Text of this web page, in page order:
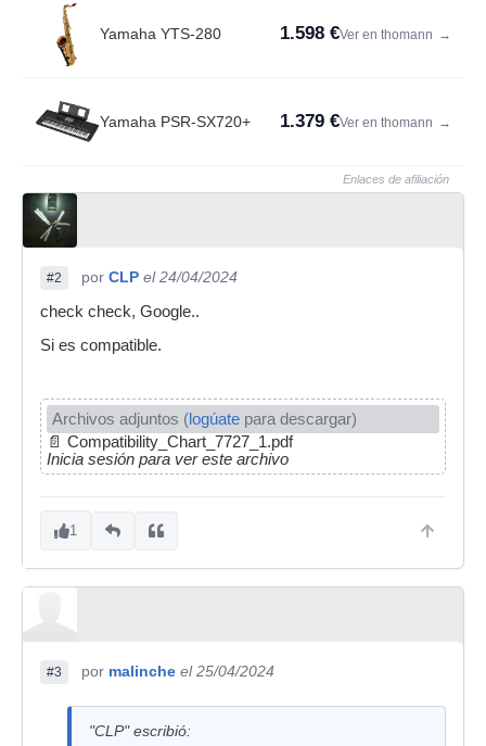
Yamaha YTS-280 1.598 €Ver en thomann →
Yamaha PSR-SX720+ 1.379 €Ver en thomann →
Enlaces de afiliación
#2 por CLP el 24/04/2024
check check, Google..
Si es compatible.
Archivos adjuntos (logúate para descargar)
📄 Compatibility_Chart_7727_1.pdf
Inicia sesión para ver este archivo
1
#3 por malinche el 25/04/2024
"CLP" escribió: